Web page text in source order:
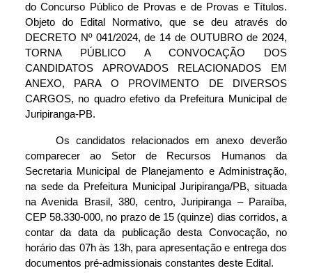
do Concurso Público de Provas e de Provas e Títulos.
Objeto do Edital Normativo, que se deu através do
DECRETO Nº 041/2024, de 14 de OUTUBRO de 2024,
TORNA PÚBLICO A CONVOCAÇÃO DOS
CANDIDATOS APROVADOS RELACIONADOS EM
ANEXO, PARA O PROVIMENTO DE DIVERSOS
CARGOS, no quadro efetivo da Prefeitura Municipal de
Juripiranga-PB.
Os candidatos relacionados em anexo deverão
comparecer ao Setor de Recursos Humanos da
Secretaria Municipal de Planejamento e Administração,
na sede da Prefeitura Municipal Juripiranga/PB, situada
na Avenida Brasil, 380, centro, Juripiranga – Paraíba,
CEP 58.330-000, no prazo de 15 (quinze) dias corridos, a
contar da data da publicação desta Convocação, no
horário das 07h às 13h, para apresentação e entrega dos
documentos pré-admissionais constantes deste Edital.